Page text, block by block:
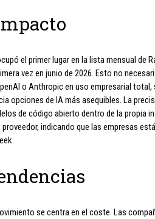
el primer lugar en la lista mensual de
vez en junio de 2026. Esto no
o Anthropic en uso empresarial
opciones de IA más asequibles. La
de código abierto dentro de la propia
indicando que las empresas
se centra en el coste. Las